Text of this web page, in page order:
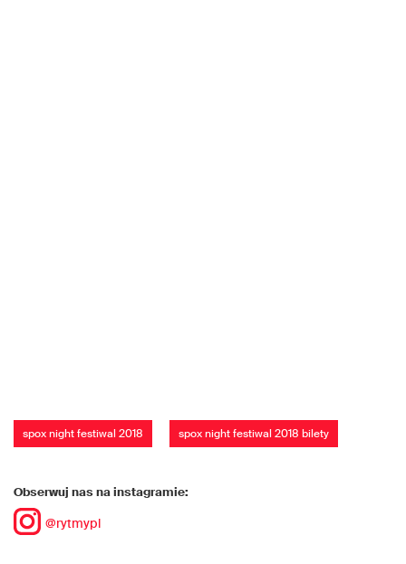
spox night festiwal 2018 spox night festiwal 2018 bilety
Obserwuj nas na instagramie:
@rytmypl